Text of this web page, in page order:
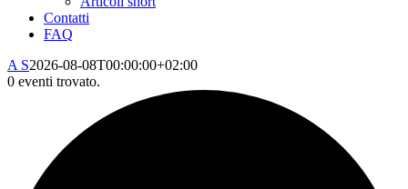
Contatti
FAQ
A S2026-08-08T00:00:00+02:00
0 eventi trovato.